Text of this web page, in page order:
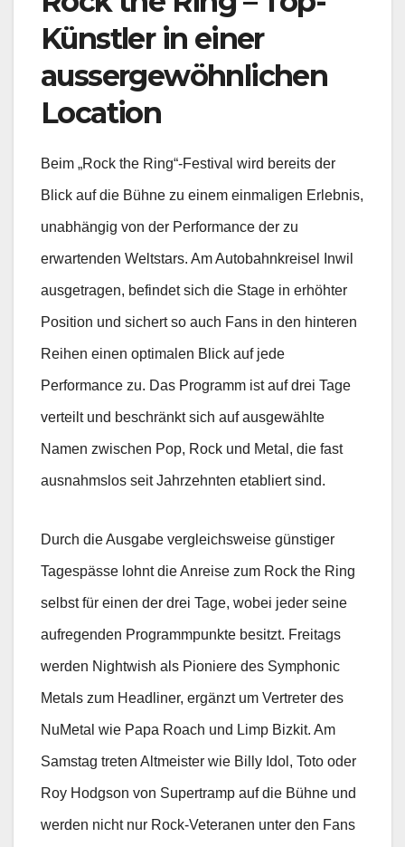
Künstler in einer
aussergewöhnlichen
Location
Beim „Rock the Ring“-Festival wird bereits der
Blick auf die Bühne zu einem einmaligen Erlebnis,
unabhängig von der Performance der zu
erwartenden Weltstars. Am Autobahnkreisel Inwil
ausgetragen, befindet sich die Stage in erhöhter
Position und sichert so auch Fans in den hinteren
Reihen einen optimalen Blick auf jede
Performance zu. Das Programm ist auf drei Tage
verteilt und beschränkt sich auf ausgewählte
Namen zwischen Pop, Rock und Metal, die fast
ausnahmslos seit Jahrzehnten etabliert sind.
Durch die Ausgabe vergleichsweise günstiger
Tagespässe lohnt die Anreise zum Rock the Ring
selbst für einen der drei Tage, wobei jeder seine
aufregenden Programmpunkte besitzt. Freitags
werden Nightwish als Pioniere des Symphonic
Metals zum Headliner, ergänzt um Vertreter des
NuMetal wie Papa Roach und Limp Bizkit. Am
Samstag treten Altmeister wie Billy Idol, Toto oder
Roy Hodgson von Supertramp auf die Bühne und
werden nicht nur Rock-Veteranen unter den Fans